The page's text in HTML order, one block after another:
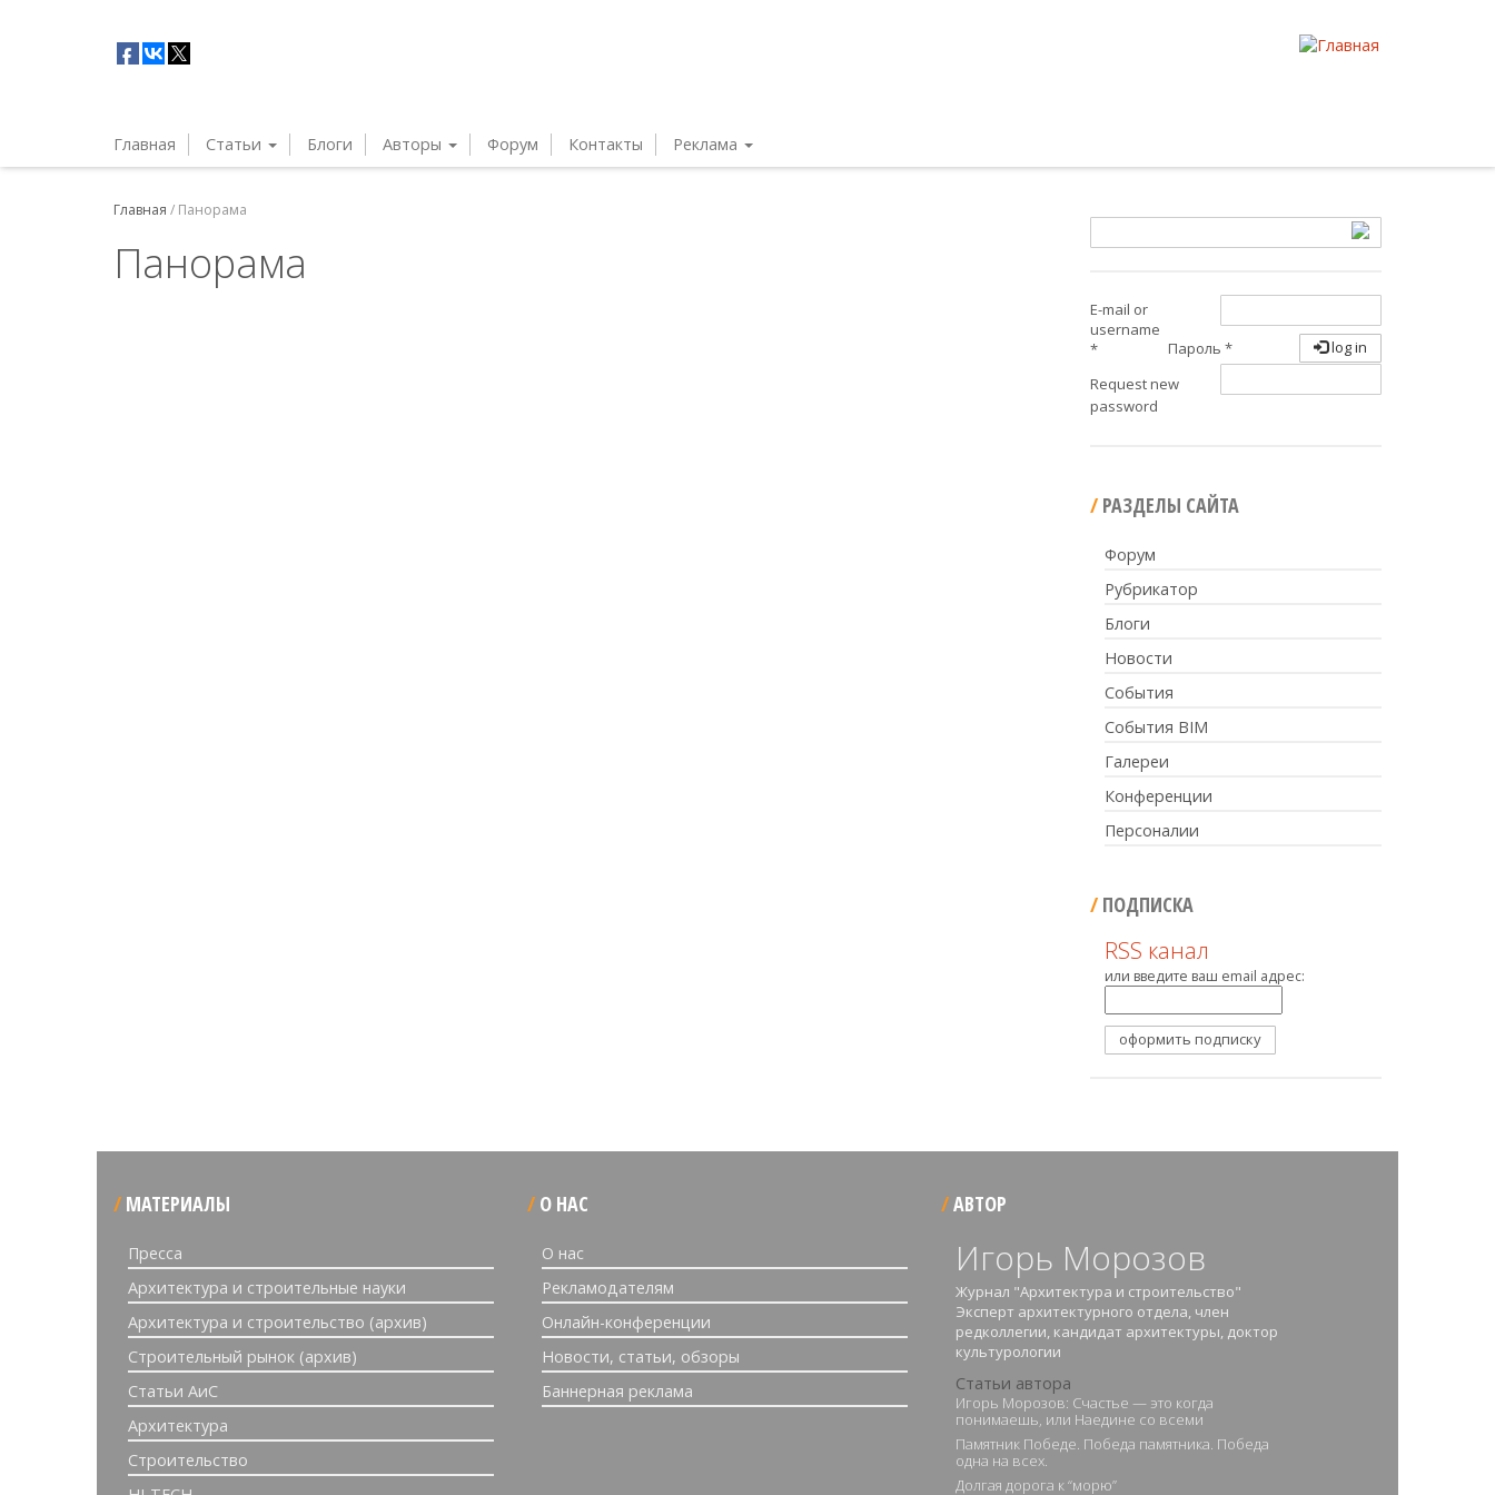
Главная Статьи Блоги Авторы Форум Контакты Реклама
Главная / Панорама
Панорама
E-mail or
username
*
Пароль *
Request new
password
log in
РАЗДЕЛЫ САЙТА
Форум
Рубрикатор
Блоги
Новости
События
События BIM
Галереи
Конференции
Персоналии
ПОДПИСКА
RSS канал
или введите ваш email адрес:
МАТЕРИАЛЫ
Пресса
Архитектура и строительные науки
Архитектура и строительство (архив)
Строительный рынок (архив)
Статьи АиС
Архитектура
Строительство
О НАС
О нас
Рекламодателям
Онлайн-конференции
Новости, статьи, обзоры
Баннерная реклама
АВТОР
Игорь Морозов
Журнал "Архитектура и строительство"
Эксперт архитектурного отдела, член
редколлегии, кандидат архитектуры, доктор
культурологии
Статьи автора
Игорь Морозов: Счастье — это когда
понимаешь‚ или Наедине со всеми
Памятник Победе. Победа памятника. Победа
одна на всех.
Долгая дорога к “морю”